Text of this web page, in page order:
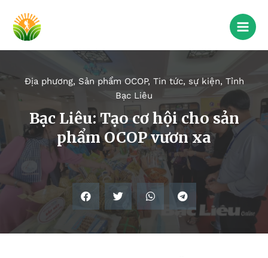
Địa phương, Sản phẩm OCOP, Tin tức, sự kiện, Tỉnh
Bạc Liêu
Bạc Liêu: Tạo cơ hội cho sản
phẩm OCOP vươn xa